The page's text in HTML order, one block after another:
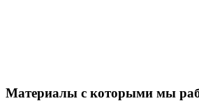
Материалы с которыми мы